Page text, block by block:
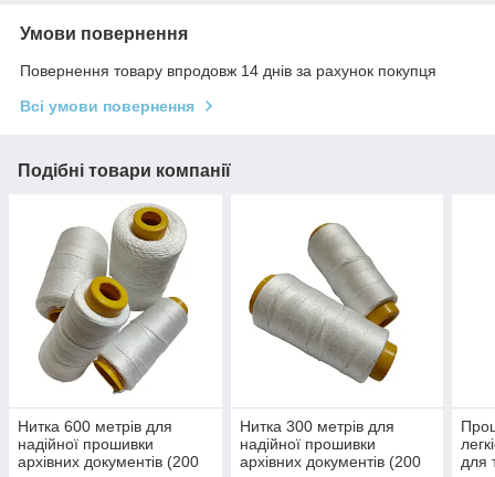
Умови повернення
Повернення товару впродовж 14 днів за рахунок покупця
Всі умови повернення
Подібні товари компанії
Нитка 600 метрів для
надійної прошивки
архівних документів (200
Нитка 300 метрів для
надійної прошивки
архівних документів (200
для